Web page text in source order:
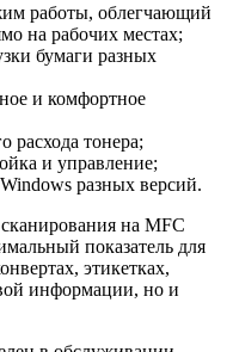
работы, облегчающий
на рабочих местах;
бумаги разных
и комфортное
расхода тонера;
и управление;
разных версий.
на MFC
показатель для
этикетках,
информации, но и